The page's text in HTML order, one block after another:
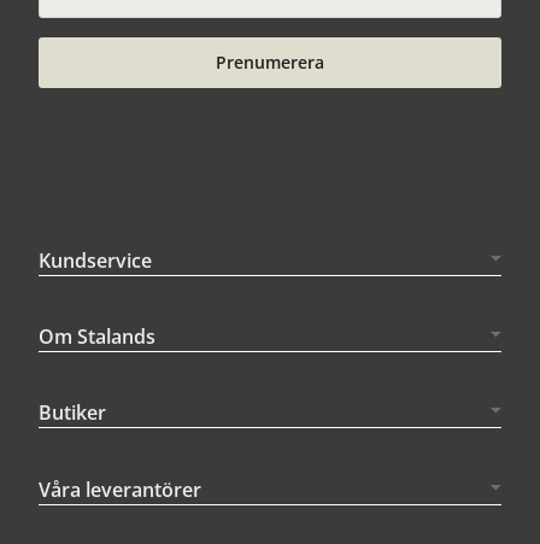
Prenumerera
Kundservice
Om Stalands
Butiker
Våra leverantörer